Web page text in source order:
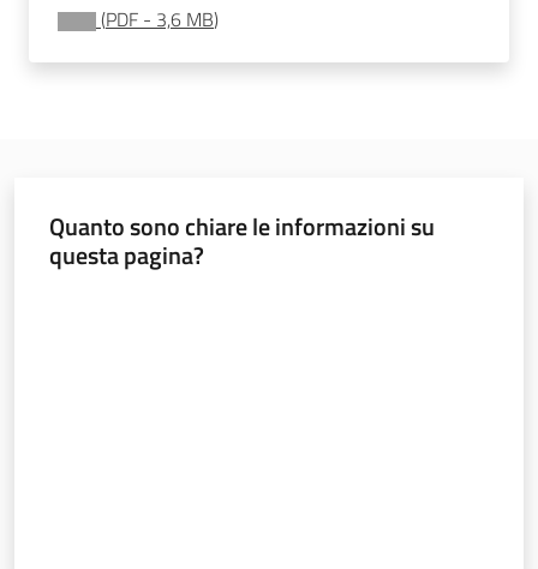
Novità
(PDF - 3,6 MB)
Quanto sono chiare le informazioni su
questa pagina?